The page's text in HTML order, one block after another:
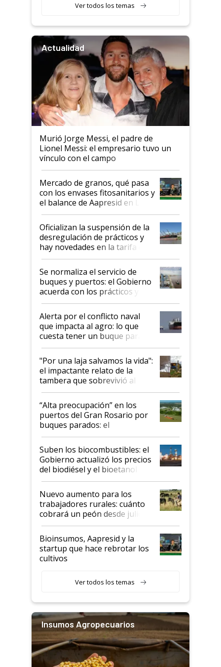
Ver todos los temas
Actualidad
Murió Jorge Messi, el padre de
Lionel Messi: el empresario tuvo un
vínculo con el campo
Mercado de granos, qué pasa
con los envases fitosanitarios y
el balance de Aapresid en La
Posta
Oficializan la suspensión de la
desregulación de prácticos y
hay novedades en la tarifa de
la hidrovía
Se normaliza el servicio de
buques y puertos: el Gobierno
acuerda con los prácticos y
suspende el decreto de
desregulación
Alerta por el conflicto naval
que impacta al agro: lo que
cuesta tener un buque parado
y el peligro de que Argentina
pase a ser "país sucio"
"Por una laja salvamos la vida":
el impactante relato de la
tambera que sobrevivió al
tornado
“Alta preocupación” en los
puertos del Gran Rosario por
buques parados: el
funcionamiento de las
exportadoras en tensión tras
la medida de fuerza de los
prácticos
Suben los biocombustibles: el
Gobierno actualizó los precios
del biodiésel y el bioetanol
Nuevo aumento para los
trabajadores rurales: cuánto
cobrará un peón desde julio
Bioinsumos, Aapresid y la
startup que hace rebrotar los
cultivos
Ver todos los temas
Insumos Agropecuarios